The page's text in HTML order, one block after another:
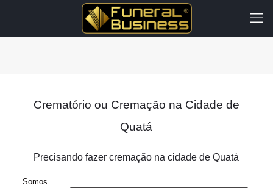
Crematório ou Cremação na Cidade de
Quatá
Precisando fazer cremação na cidade de Quatá
Somos